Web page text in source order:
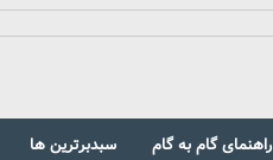
راهنمای گام به گام سبدبرترین ها